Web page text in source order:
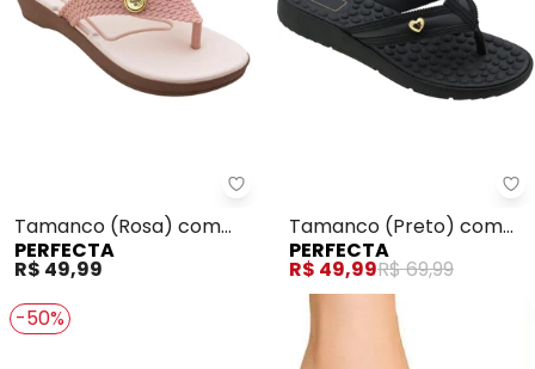
Perfecta - Tamanco (Rosa)
Tamanco (Rosa) com
Adereço
PERFECTA
R$ 49,99
Tamanco (Preto) com
Palmilha Confort
PERFECTA
R$ 49,99R$ 69,99
-50%